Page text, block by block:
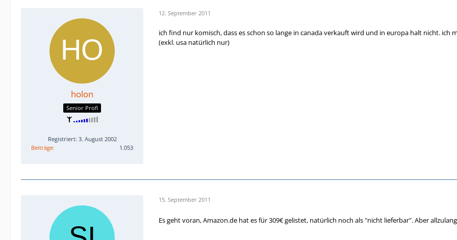
holon
Senior Profi
Registriert: 3. August 2002
Beiträge
1.053
12. September 2011
ich find nur komisch, dass es schon so lange in canada verkauft wird und in europa halt nicht.
(exkl. usa natürlich nur)
15. September 2011
Es geht voran, Amazon.de hat es für 309€ gelistet, natürlich noch als "nicht lieferbar". Aber